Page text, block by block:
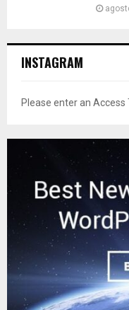
INSTAGRAM
Please enter an Access